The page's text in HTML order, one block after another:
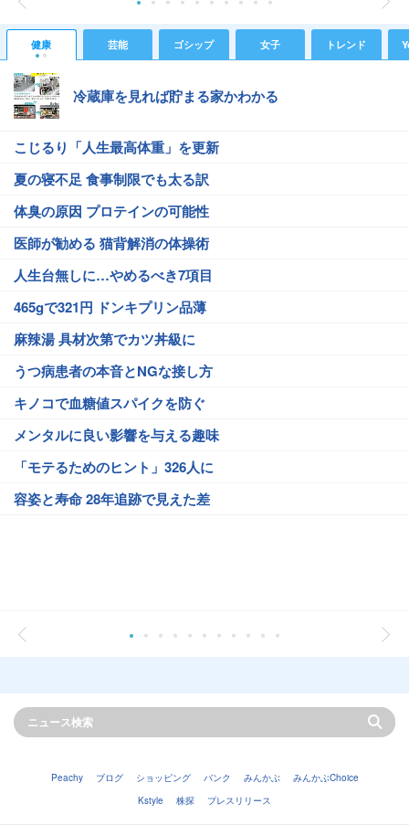
健康 芸能 ゴシップ 女子 トレンド
冷蔵庫を見れば貯まる家かわかる
こじるり「人生最高体重」を更新
夏の寝不足 食事制限でも太る訳
体臭の原因 プロテインの可能性
医師が勧める 猫背解消の体操術
人生台無しに…やめるべき7項目
465gで321円 ドンキプリン品薄
麻辣湯 具材次第でカツ丼級に
うつ病患者の本音とNGな接し方
キノコで血糖値スパイクを防ぐ
メンタルに良い影響を与える趣味
「モテるためのヒント」326人に
容姿と寿命 28年追跡で見えた差
Peachy ブログ ショッピング バンク みんかぶ
みんかぶChoice
Kstyle
株探 プレスリリース